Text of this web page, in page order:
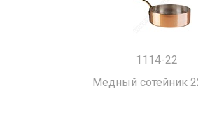
1114-22
Медный сотейник